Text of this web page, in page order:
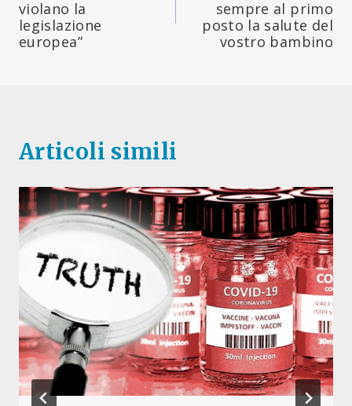
violano la
legislazione
europea”
sempre al primo
posto la salute del
vostro bambino
Articoli simili